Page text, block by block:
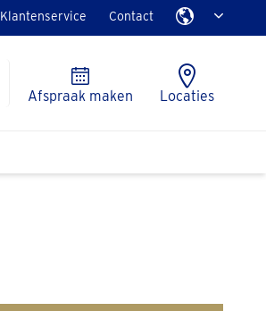
Klantenservice Contact
Afspraak maken Locaties